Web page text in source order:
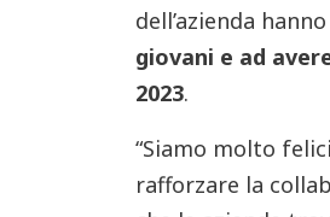
dell’azienda
giovani e ad
2023.
“Siamo molto
rafforzare la